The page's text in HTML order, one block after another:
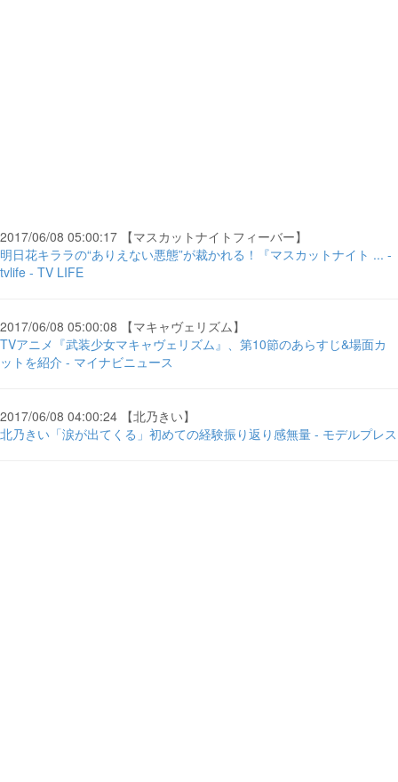
2017/06/08 05:00:17 【マスカットナイトフィーバー】
明日花キララの“ありえない悪態”が裁かれる！『マスカットナイト ... -
tvlife - TV LIFE
2017/06/08 05:00:08 【マキャヴェリズム】
TVアニメ『武装少女マキャヴェリズム』、第10節のあらすじ&場面カ
ットを紹介 - マイナビニュース
2017/06/08 04:00:24 【北乃きい】
北乃きい「涙が出てくる」初めての経験振り返り感無量 - モデルプレス